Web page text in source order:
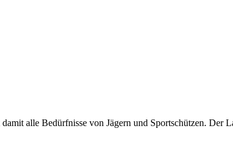
alle Bedürfnisse von Jägern und Sportschützen. Der